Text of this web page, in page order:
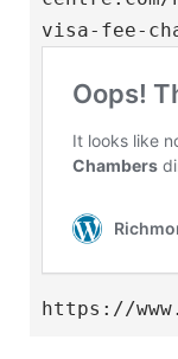
https://